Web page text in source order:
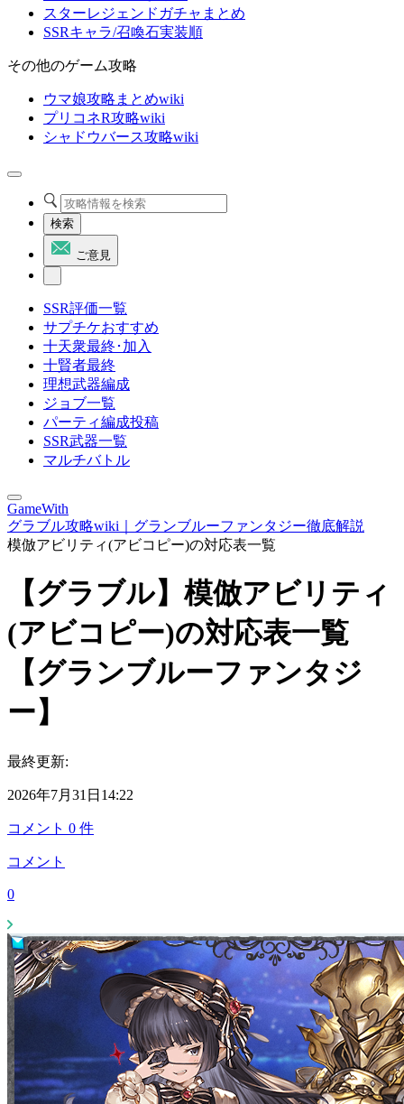
スターレジェンドガチャまとめ
SSRキャラ/召喚石実装順
その他のゲーム攻略
ウマ娘攻略まとめwiki
プリコネR攻略wiki
シャドウバース攻略wiki
検索
ご意見
SSR評価一覧
サプチケおすすめ
十天衆最終･加入
十賢者最終
理想武器編成
ジョブ一覧
パーティ編成投稿
SSR武器一覧
マルチバトル
GameWith
グラブル攻略wiki｜グランブルーファンタジー徹底解説
模倣アビリティ(アビコピー)の対応表一覧
【グラブル】模倣アビリティ
(アビコピー)の対応表一覧
【グランブルーファンタジ
ー】
最終更新:
2026年7月31日14:22
コメント 0 件
コメント
0